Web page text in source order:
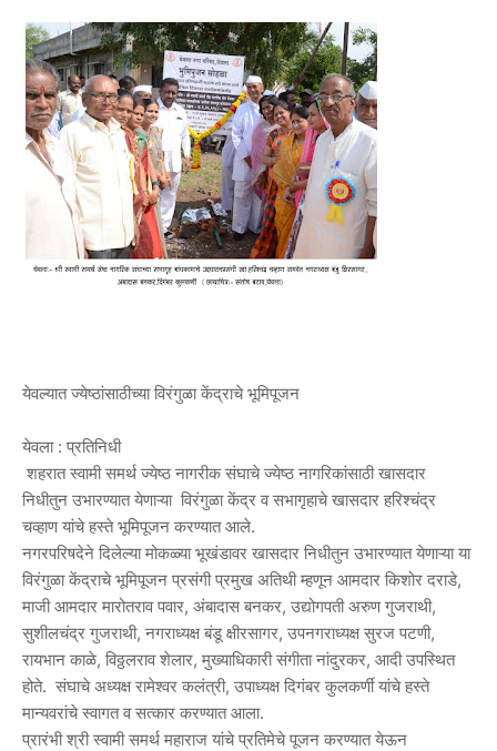
येवल्यात ज्येष्ठांसाठीच्या विरंगुळा केंद्राचे भूमिपूजन
येवला : प्रतिनिधी
शहरात स्वामी समर्थ ज्येष्ठ नागरीक संघाचे ज्येष्ठ नागरिकांसाठी खासदार
निधीतुन उभारण्यात येणाऱ्या विरंगुळा केंद्र व सभागृहाचे खासदार हरिश्चंद्र
चव्हाण यांचे हस्ते भूमिपूजन करण्यात आले.
नगरपरिषदेने दिलेल्या मोकळ्या भूखंडावर खासदार निधीतुन उभारण्यात येणाऱ्या या
विरंगुळा केंद्राचे भूमिपूजन प्रसंगी प्रमुख अतिथी म्हणून आमदार किशोर दराडे,
माजी आमदार मारोतराव पवार, अंबादास बनकर, उद्योगपती अरुण गुजराथी,
सुशीलचंद्र गुजराथी, नगराध्यक्ष बंडू क्षीरसागर, उपनगराध्यक्ष सुरज पटणी,
रायभान काळे, विठ्ठलराव शेलार, मुख्याधिकारी संगीता नांदुरकर, आदी उपस्थित
होते. संघाचे अध्यक्ष रामेश्वर कलंत्री, उपाध्यक्ष दिगंबर कुलकर्णी यांचे हस्ते
मान्यवरांचे स्वागत व सत्कार करण्यात आला.
प्रारंभी श्री स्वामी समर्थ महाराज यांचे प्रतिमेचे पूजन करण्यात येऊन